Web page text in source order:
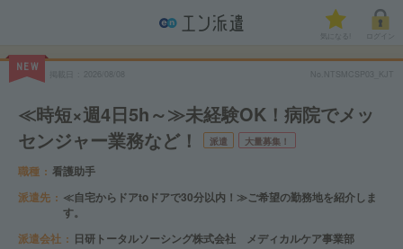
気になる!
NEW
No.NTSMCSP03_KJT
≪時短×週4日5h～≫未経験OK！病院でメッ
センジャー業務など！
派遣 大量募集！
職種
看護助手
派遣先
≪自宅からドアtoドアで30分以内！≫ご希望の勤務地を紹介しま
す。
派遣会社
日研トータルソーシング株式会社 メディカルケア事業部